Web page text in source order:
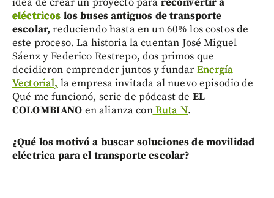
eléctricos los buses antiguos de transporte
escolar, reduciendo hasta en un 60% los costos de
este proceso. La historia la cuentan José Miguel
Sáenz y Federico Restrepo, dos primos que
decidieron emprender juntos y fundar Energía
Vectorial, la empresa invitada al nuevo episodio de
Qué me funcionó, serie de pódcast de EL
COLOMBIANO en alianza conRuta N.
¿Qué los motivó a buscar soluciones de movilidad
eléctrica para el transporte escolar?